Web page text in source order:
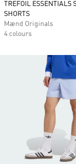
TREFOIL ESSENTIALS
SHORTS
Mænd Originals
4 colours